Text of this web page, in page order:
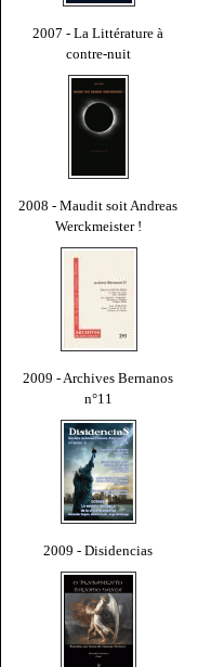
2007 - La Littérature à
contre-nuit
2008 - Maudit soit Andreas
Werckmeister !
2009 - Archives Bernanos
n°11
2009 - Disidencias